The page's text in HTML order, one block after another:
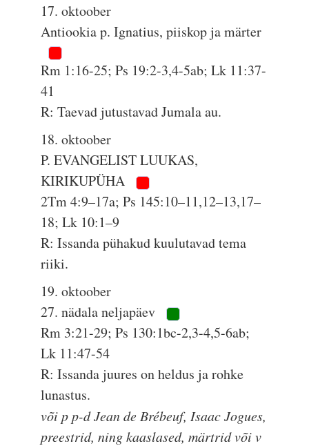
17. oktoober
Antiookia p. Ignatius, piiskop ja märter
Rm 1:16-25; Ps 19:2-3,4-5ab; Lk 11:37-
41
R: Taevad jutustavad Jumala au.
18. oktoober
P. EVANGELIST LUUKAS,
KIRIKUPÜHA
2Tm 4:9–17a; Ps 145:10–11,12–13,17–
18; Lk 10:1–9
R: Issanda pühakud kuulutavad tema
riiki.
19. oktoober
27. nädala neljapäev
Rm 3:21-29; Ps 130:1bc-2,3-4,5-6ab;
Lk 11:47-54
R: Issanda juures on heldus ja rohke
lunastus.
või p p-d Jean de Brébeuf, Isaac Jogues,
preestrid, ning kaaslased, märtrid või v